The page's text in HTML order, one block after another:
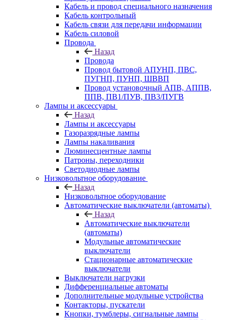
Кабель и провод специального назначения
Кабель контрольный
Кабель связи для передачи информации
Кабель силовой
Провода
Назад
Провода
Провод бытовой АПУНП, ПВС,
ПУГНП, ПУНП, ШВВП
Провод установочный АПВ, АППВ,
ППВ, ПВ1/ПУВ, ПВ3/ПУГВ
Лампы и аксессуары
Назад
Лампы и аксессуары
Газоразрядные лампы
Лампы накаливания
Люминесцентные лампы
Патроны, переходники
Светодиодные лампы
Низковольтное оборудование
Назад
Низковольтное оборудование
Автоматические выключатели (автоматы)
Назад
Автоматические выключатели
(автоматы)
Модульные автоматические
выключатели
Стационарные автоматические
выключатели
Выключатели нагрузки
Дифференциальные автоматы
Дополнительные модульные устройства
Контакторы, пускатели
Кнопки, тумблеры, сигнальные лампы